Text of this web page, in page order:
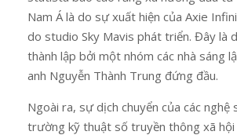
Nam Á là do sự xuất hiện của Axie
do studio Sky Mavis phát triển. Đây là
thành lập bởi một nhóm các nhà sáng
anh Nguyễn Thành Trung đứng đầu.
Ngoài ra, sự dịch chuyển của các nghệ
trường kỹ thuật số truyền thông xã hội